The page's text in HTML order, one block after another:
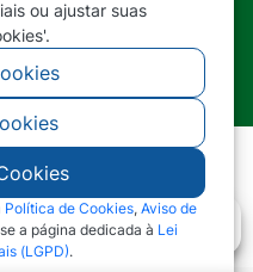
de Nova Lacerda -
reservados
ou ajustar suas
Política de Cookies, Aviso de
a página dedicada à Lei
(LGPD).